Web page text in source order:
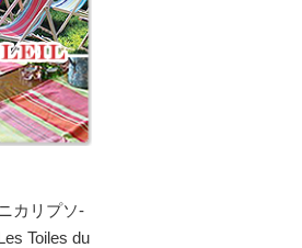
カリプソ‐
Toiles du